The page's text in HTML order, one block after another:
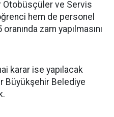
Otobüsçüler ve Servis
hem de personel
zam yapılmasını
karar ise yapılacak
Büyükşehir Belediye